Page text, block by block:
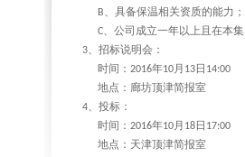
B、具备保温相关资质的能力
C、公司成立一年以上且在本
3、招标说明会：
时间： 2016年10月 13日 14:00
地点：廊坊顶津简报室
4、投标：
时间： 2016年10月 18日 17:00
地点：天津顶津简报室